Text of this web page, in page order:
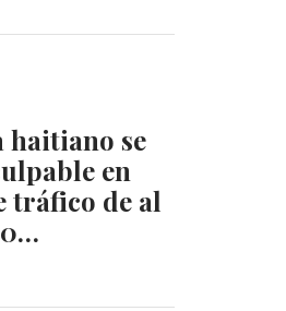
haitiano se
en
tráfico de al